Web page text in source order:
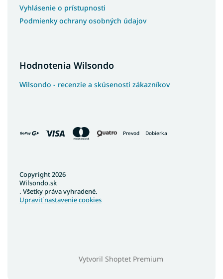
Vyhlásenie o prístupnosti
Podmienky ochrany osobných údajov
Hodnotenia Wilsondo
Wilsondo - recenzie a skúsenosti zákazníkov
Prevod Dobierka
Vytvoril Shoptet Premium
Copyright 2026
Wilsondo.sk
. Všetky práva vyhradené.
Upraviť nastavenie cookies